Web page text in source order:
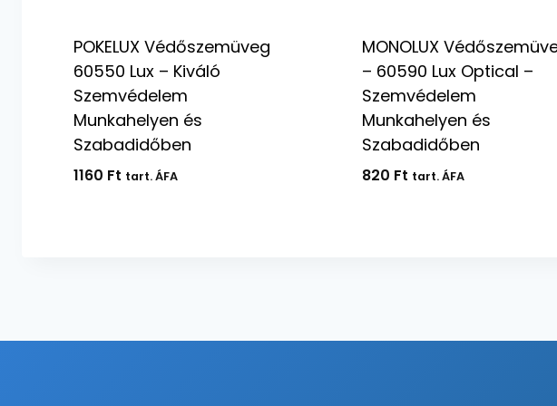
POKELUX Védőszemüveg
60550 Lux – Kiváló
Szemvédelem
Munkahelyen és
Szabadidőben
1160 Ft tart. ÁFA
MONOLUX
– 60590 Lux Optical –
Szemvédelem
Munkahelyen és
Szabadidőben
820 Ft tart. ÁFA